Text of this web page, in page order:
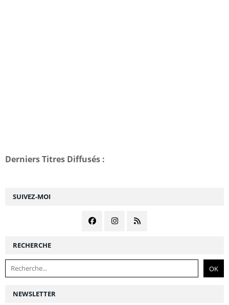
NEWSLETTER
SUIVEZ-MOI
RECHERCHE
Derniers Titres Diffusés :